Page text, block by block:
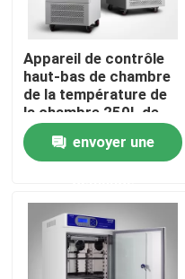
Incubateur
Incubateur de
Chambre d'humidité
Chambre climatique
Appareil de contrôle
haut-bas de chambre
de la température de
la chambre 250L de
Constant
Temperature And
Humidity Climatic
envoyer une